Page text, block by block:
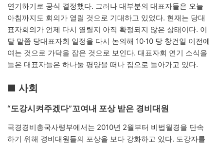
연기하기로 공식 결정했다. 그러나 대부분의 대표자들은 오늘
아침까지도 회의가 열릴 것으로 기대하고 있었다. 현재는 당대
표자회의가 언제 다시 열릴지 아직 확정되지 않은 상태이다. 이
달 말쯤 당대표자회 일정을 다시 논의해 10·10 당 창건일 이전에
여는 것으로 가닥을 잡은 것으로 보인다. 대표자회 연기 소식을
들은 대표자들은 하나둘 평양을 떠나 집으로 돌아가고 있다.
■ 사회
“도강시켜주겠다”꼬여내 포상 받은 경비대원
국경경비총국사령부에서는 2010년 2월부터 비법월경을 단속
하기 위해 경비대원들의 포상을 보다 강화하고 있다. 도강자를